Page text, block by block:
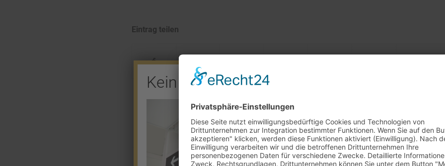
Eintrag teilen
0
Kein Barverkaufstag am 29.7. + 5.8.